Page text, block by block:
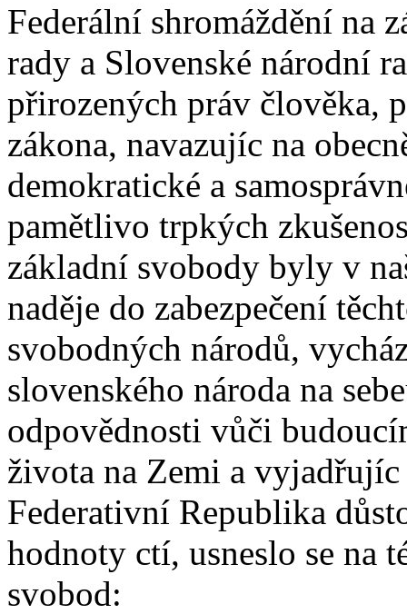
Federální shromáždění na
rady a Slovenské národní
přirozených práv člověka,
zákona, navazujíc na
demokratické a
pamětlivo trpkých
základní svobody byly v
naděje do zabezpečení
svobodných národů,
slovenského národa na
odpovědnosti vůči
života na Zemi a
Federativní Republika
hodnoty ctí, usneslo se na
svobod: